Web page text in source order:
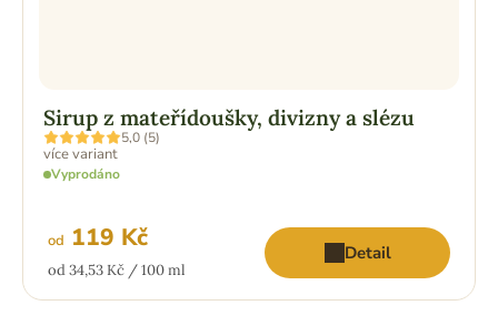
Sirup z mateřídoušky, divizny a slézu
Průměrné
hodnocení
produktu
je
hvězdiček.
5,0 (5)
více variant
Vyprodáno
od 119 Kč
Měrná
od 34,53 Kč / 100 ml
Detail